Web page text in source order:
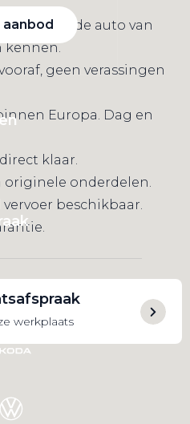
aanboddie de auto van
kennen.
geen verassingen
Europa. Dag en
klaar.
onderdelen.
beschikbaar.
werkplaats